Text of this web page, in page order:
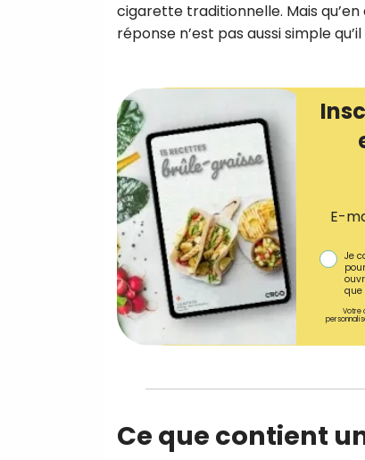
cigarette traditionnelle. Mais
réponse n’est pas aussi simple
E-
Je
que
Votre
Ce que contient